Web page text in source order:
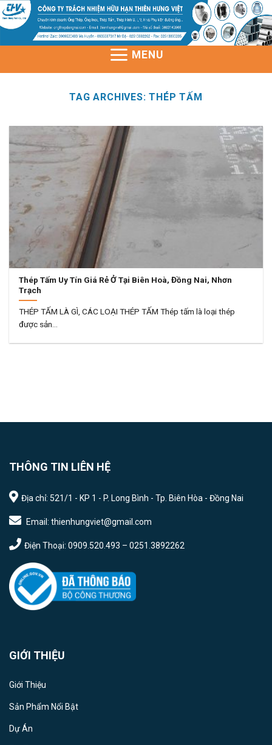
Skip
to
MENU
TAG ARCHIVES:THÉP TẤM
Thép Tấm Uy Tín Giá Rẻ Ở Tại Biên Hoà, Đồng Nai, Nhơn
Trạch
THÉP TẤM LÀ GÌ, CÁC LOẠI THÉP TẤM Thép tấm là loại thép
được sản...
THÔNG TIN LIÊN HỆ
Địa chỉ: 521/1 - KP 1 - P. Long Bình - Tp. Biên Hòa - Đồng Nai
Email: thienhungviet@gmail.com
Điện Thoại: 0909.520.493 – 0251.3892262
GIỚI THIỆU
Giới Thiệu
Sản Phẩm Nổi Bật
Dự Án